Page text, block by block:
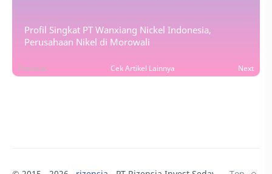
Profil Singkat PT Wanxiang Nickel Indonesia,
Perusahaan Nikel di Morowali
Previous Next
Cek Artikel Lainnya